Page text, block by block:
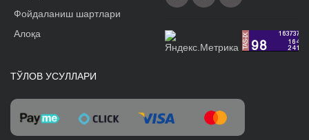
Фойдаланиш шартлари
Алоқа
ТЎЛОВ УСУЛЛАРИ